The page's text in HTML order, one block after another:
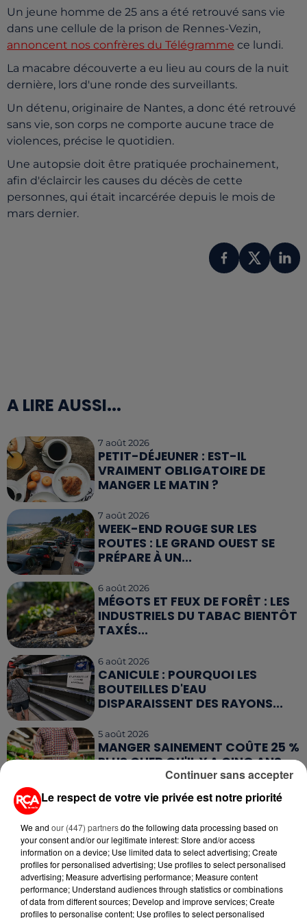
Un jeune homme de 25 ans a été retrouvé sans vie
dans une cellule de la prison de Rennes-Vezin,
annoncent nos confrères du Télégramme ce lundi.
La macabre découverte a eu lieu au cours de la nuit
dernière, lors d'une ronde des surveillants.
Un détenu, originaire de Nantes, a donc été retrouvé
sans vie, son corps ne comporte aucune trace de
violences, précise le quotidien.
Une autopsie doit être pratiquée prochainement,
afin d'éclaircir les causes du décès de cette
personnes, qui était incarcérée depuis le mois de
mars dernier.
A LIRE AUSSI...
7 août 2026
PETIT-DÉJEUNER : EST-IL
VRAIMENT OBLIGATOIRE DE
MANGER LE MATIN ?
7 août 2026
WEEK-END ROUGE SUR LES
ROUTES : LE GRAND OUEST SE
PRÉPARE À UN...
6 août 2026
MÉGOTS ET FEUX DE FORÊT : LES
INDUSTRIELS DU TABAC BIENTÔT
TAXÉS...
6 août 2026
CANICULE : POURQUOI LES
BOUTEILLES D'EAU
DISPARAISSENT DES RAYONS...
5 août 2026
MANGER SAINEMENT COÛTE 25 %
PLUS CHER QU'IL Y A CINQ ANS,
ALERTE L’ONU
OFFRENT LE MEILLEUR RAPPORT...
Le respect de votre vie privée est notre priorité
We and our (447) partnersdo the following data processing based on
your consent and/or our legitimate interest: Store and/or access
information on a device; Use limited data to select advertising; Create
profiles for personalised advertising; Use profiles to select personalised
advertising; Measure advertising performance; Measure content
performance; Understand audiences through statistics or combinations
of data from different sources; Develop and improve services; Create
profiles to personalise content; Use profiles to select personalised
Continuer sans accepter